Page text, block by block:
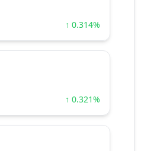
↑ 0.314%
↑ 0.321%